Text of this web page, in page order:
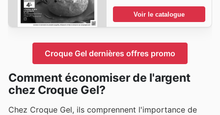
Voir le catalogue
Croque Gel dernières offres promo
Comment économiser de l'argent
chez Croque Gel?
Chez Croque Gel, ils comprennent l'importance de